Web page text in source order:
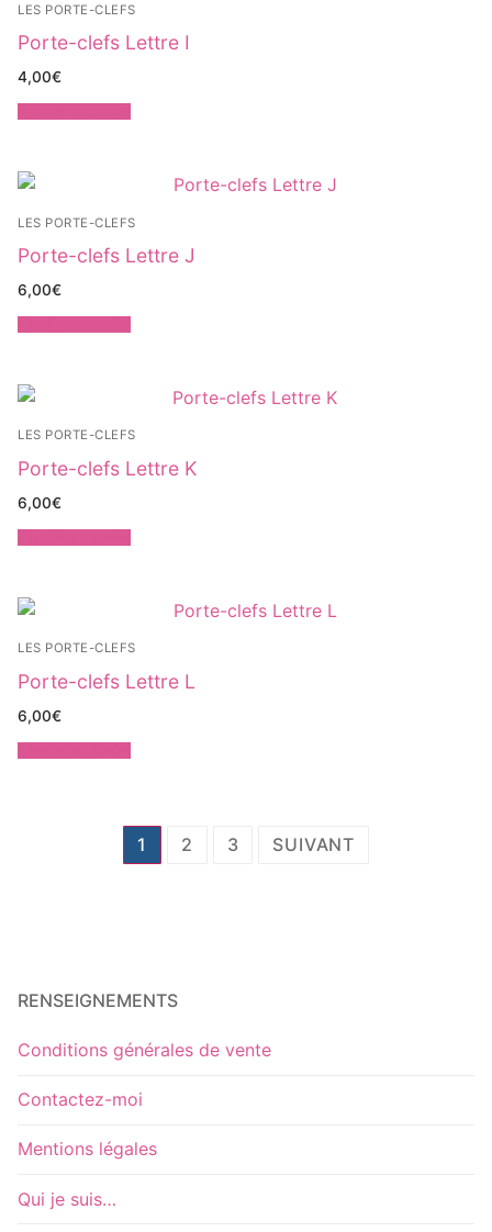
LES PORTE-CLEFS
Porte-clefs Lettre I
4,00€
LES PORTE-CLEFS
Porte-clefs Lettre J
6,00€
LES PORTE-CLEFS
Porte-clefs Lettre K
6,00€
LES PORTE-CLEFS
Porte-clefs Lettre L
6,00€
Pagination
1 2 3 SUIVANT
RENSEIGNEMENTS
Conditions générales de vente
Contactez-moi
Mentions légales
Qui je suis…